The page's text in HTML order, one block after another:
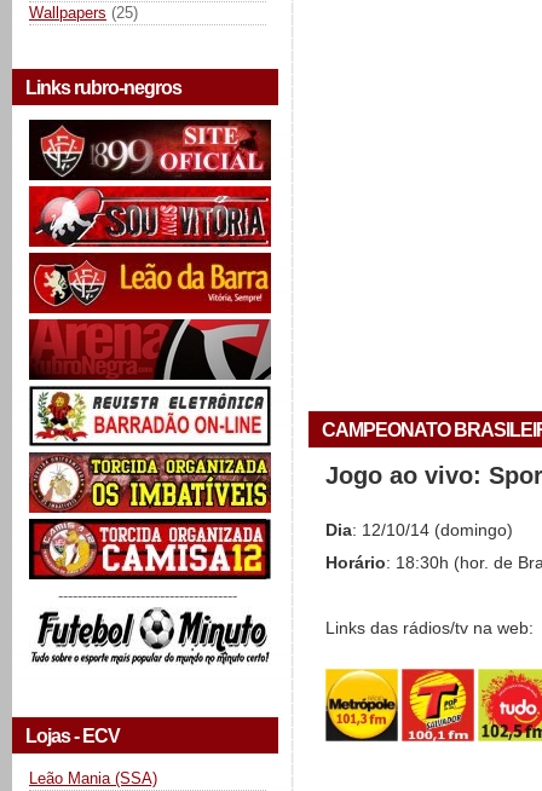
Wallpapers (25)
Links rubro-negros
-------------------------------------
Lojas - ECV
Leão Mania (SSA)
CAMPEONATO
Jogo ao vivo:
Dia: 12/10/14 (domingo)
Horário: 18:30h (hor. de
Links das rádios/tv na web: